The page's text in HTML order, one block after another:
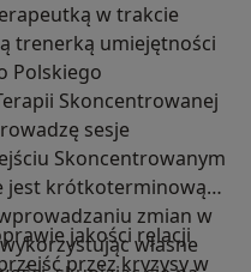
w trakcie
trenerką umiejętności
Polskiego
Skoncentrowanej
sesje
Skoncentrowanym
jest krótkoterminową
zmian w
własne
jakości relacji
przez kryzysy w